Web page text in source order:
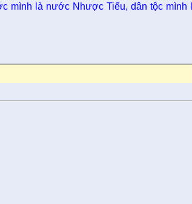
mình là nước Nhược Tiểu, dân tộc mình